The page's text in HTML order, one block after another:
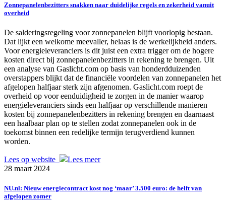
Zonnepanelenbezitters snakken naar duidelijke regels en zekerheid vanuit
overheid
De salderingsregeling voor zonnepanelen blijft voorlopig bestaan.
Dat lijkt een welkome meevaller, helaas is de werkelijkheid anders.
Voor energieleveranciers is dit juist een extra trigger om de hogere
kosten direct bij zonnepanelenbezitters in rekening te brengen. Uit
een analyse van Gaslicht.com op basis van honderdduizenden
overstappers blijkt dat de financiële voordelen van zonnepanelen het
afgelopen halfjaar sterk zijn afgenomen. Gaslicht.com roept de
overheid op voor eenduidigheid te zorgen in de manier waarop
energieleveranciers sinds een halfjaar op verschillende manieren
kosten bij zonnepanelenbezitters in rekening brengen en daarnaast
een haalbaar plan op te stellen zodat zonnepanelen ook in de
toekomst binnen een redelijke termijn terugverdiend kunnen
worden.
Lees op website
Lees meer
28 maart 2024
NU.nl: Nieuw energiecontract kost nog ‘maar’ 3.500 euro: de helft van
afgelopen zomer